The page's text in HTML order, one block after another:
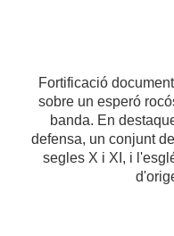
Fortificació
sobre un esperó
banda. En
defensa, un conjunt
segles X i XI, i